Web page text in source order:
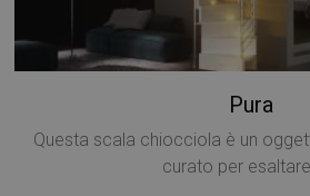
Pura
Questa scala chiocciola è un
curato per